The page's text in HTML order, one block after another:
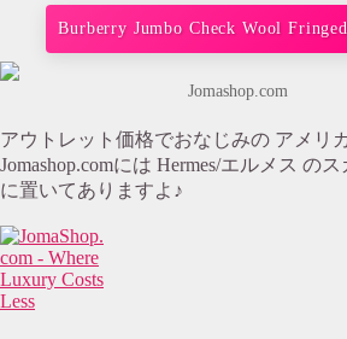
Burberry Jumbo Check Wool
Jomashop.com
アウトレット価格でおなじみの アメリ
Jomashop.comには Hermes/エルメス の
に置いてありますよ♪